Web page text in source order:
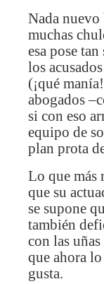
Nada nuevo
muchas
esa pose
los
(¡qué
abogados
si con eso
equipo de
plan prota
Lo que más
que su
se supone
también
con las
que ahora
gusta.